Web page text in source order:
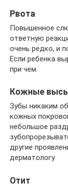
Рвота
Повышенное
ответную
очень редко, и
Если ребенка
при чем.
Кожные
Зубы никаким
кожных
небольшое
другие
дерматологу.
Отит